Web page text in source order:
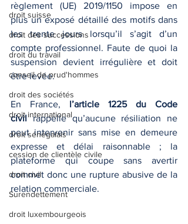
droit suisse
droit des successions
droit du travail
conseil de prud'hommes
droit des sociétés
droit international
droit sénégalais
cession de clientèle civile
droit civil
Surendettement
droit luxembourgeois
règlement (UE) 2019/1150 impose en
plus un exposé détaillé des motifs dans
les trente jours lorsqu’il s’agit d’un
compte professionnel. Faute de quoi la
suspension devient irrégulière et doit
être levée.
En France, l’article 1225 du Code
civil rappelle qu’aucune résiliation ne
peut intervenir sans mise en demeure
expresse et délai raisonnable ; la
plateforme qui coupe sans avertir
commet donc une rupture abusive de la
relation commerciale.